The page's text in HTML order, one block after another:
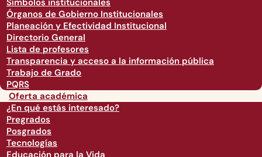
Símbolos institucionales
Órganos de Gobierno Institucionales
Planeación y Efectividad Institucional
Directorio General
Lista de profesores
Transparencia y acceso a la información pública
Trabajo de Grado
PQRS
Oferta académica
¿En qué estás interesado?
Pregrados
Posgrados
Tecnologías
Educación para la Vida